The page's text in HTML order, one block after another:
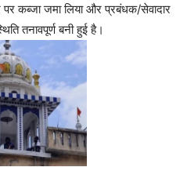
पर कब्जा जमा लिया और प्रबंधक/सेवादार
तनावपूर्ण बनी हुई है।